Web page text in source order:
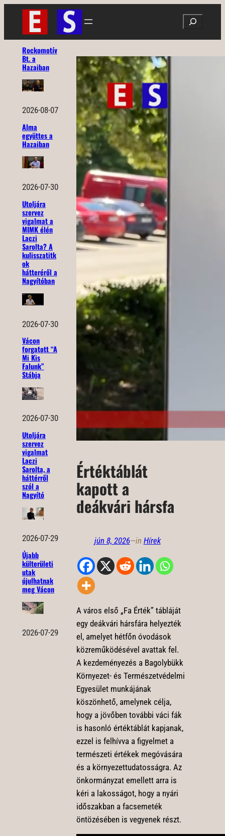
Ugrás
tartalomhoz
Search
Rockomotív
Bt. a
Hazaiban
2026-08-07
Alma
együttes a
Hazaiban
2026-07-30
Utoljára
szervez
vigalmat a
MIMK élén
Laczi
Sarolta? A
kulisszatitk
ok
hátteréről a
Nagyítóban
2026-07-30
Vácon
forgatott “A
Mi Kis
Falunk”
Stábja
2026-07-30
Utoljára
szervez
vigalmat
Laczi
Sarolta, a
háttérről
szól a
Nagyító
2026-07-29
Újabb
külterületi
utak
újulhatnak
meg Vácon
2026-07-29
Értéktáblát
kapott a
deákvári hársfa
jún 8, 2026—in Hírek
A város első „Fa Érték” tábláját
egy deákvári hársfára helyezték
el, amelyet hétfőn óvodások
közreműködésével avattak fel.
A kezdeményezés a Bagolybükk
Környezet- és Természetvédelmi
Egyesület munkájának
köszönhető, amelynek célja,
hogy a jövőben további váci fák
is hasonló értéktáblát kapjanak,
ezzel is felhívva a figyelmet a
természeti értékek megóvására
és a környezettudatosságra. Az
önkormányzat emellett arra is
kéri a lakosságot, hogy a nyári
időszakban a facsemeték
öntözésében is vegyenek részt.